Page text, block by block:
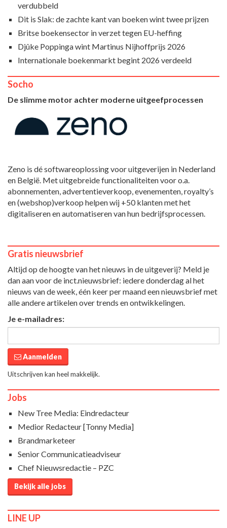
verdubbeld
Dit is Slak: de zachte kant van boeken wint twee prijzen
Britse boekensector in verzet tegen EU-heffing
Djûke Poppinga wint Martinus Nijhoffprijs 2026
Internationale boekenmarkt begint 2026 verdeeld
Socho
De slimme motor achter moderne uitgeefprocessen
Zeno is dé softwareoplossing voor uitgeverijen in Nederland
en België. Met uitgebreide functionaliteiten voor o.a.
abonnementen, advertentieverkoop, evenementen, royalty’s
en (webshop)verkoop helpen wij +50 klanten met het
digitaliseren en automatiseren van hun bedrijfsprocessen.
Gratis nieuwsbrief
Altijd op de hoogte van het nieuws in de uitgeverij? Meld je
dan aan voor de inct.nieuwsbrief: iedere donderdag al het
nieuws van de week, één keer per maand een nieuwsbrief met
alle andere artikelen over trends en ontwikkelingen.
Je e-mailadres:
Aanmelden
Uitschrijven kan heel makkelijk.
Jobs
New Tree Media: Eindredacteur
Medior Redacteur [Tonny Media]
Brandmarketeer
Senior Communicatieadviseur
Chef Nieuwsredactie – PZC
Bekijk alle jobs
LINE UP